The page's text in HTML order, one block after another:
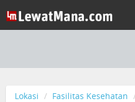
Lokasi Fasilitas Kesehatan